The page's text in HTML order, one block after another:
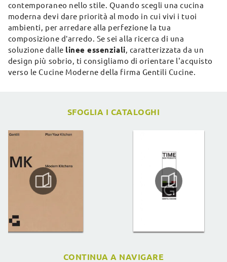
contemporaneo nello stile. Quando scegli una cucina
moderna devi dare priorità al modo in cui vivi i tuoi
ambienti, per arredare alla perfezione la tua
composizione d’arredo. Se sei alla ricerca di una
soluzione dalle linee essenziali, caratterizzata da un
design più sobrio, ti consigliamo di orientare l'acquisto
verso le Cucine Moderne della firma Gentili Cucine.
SFOGLIA I CATALOGHI
CONTINUA A NAVIGARE